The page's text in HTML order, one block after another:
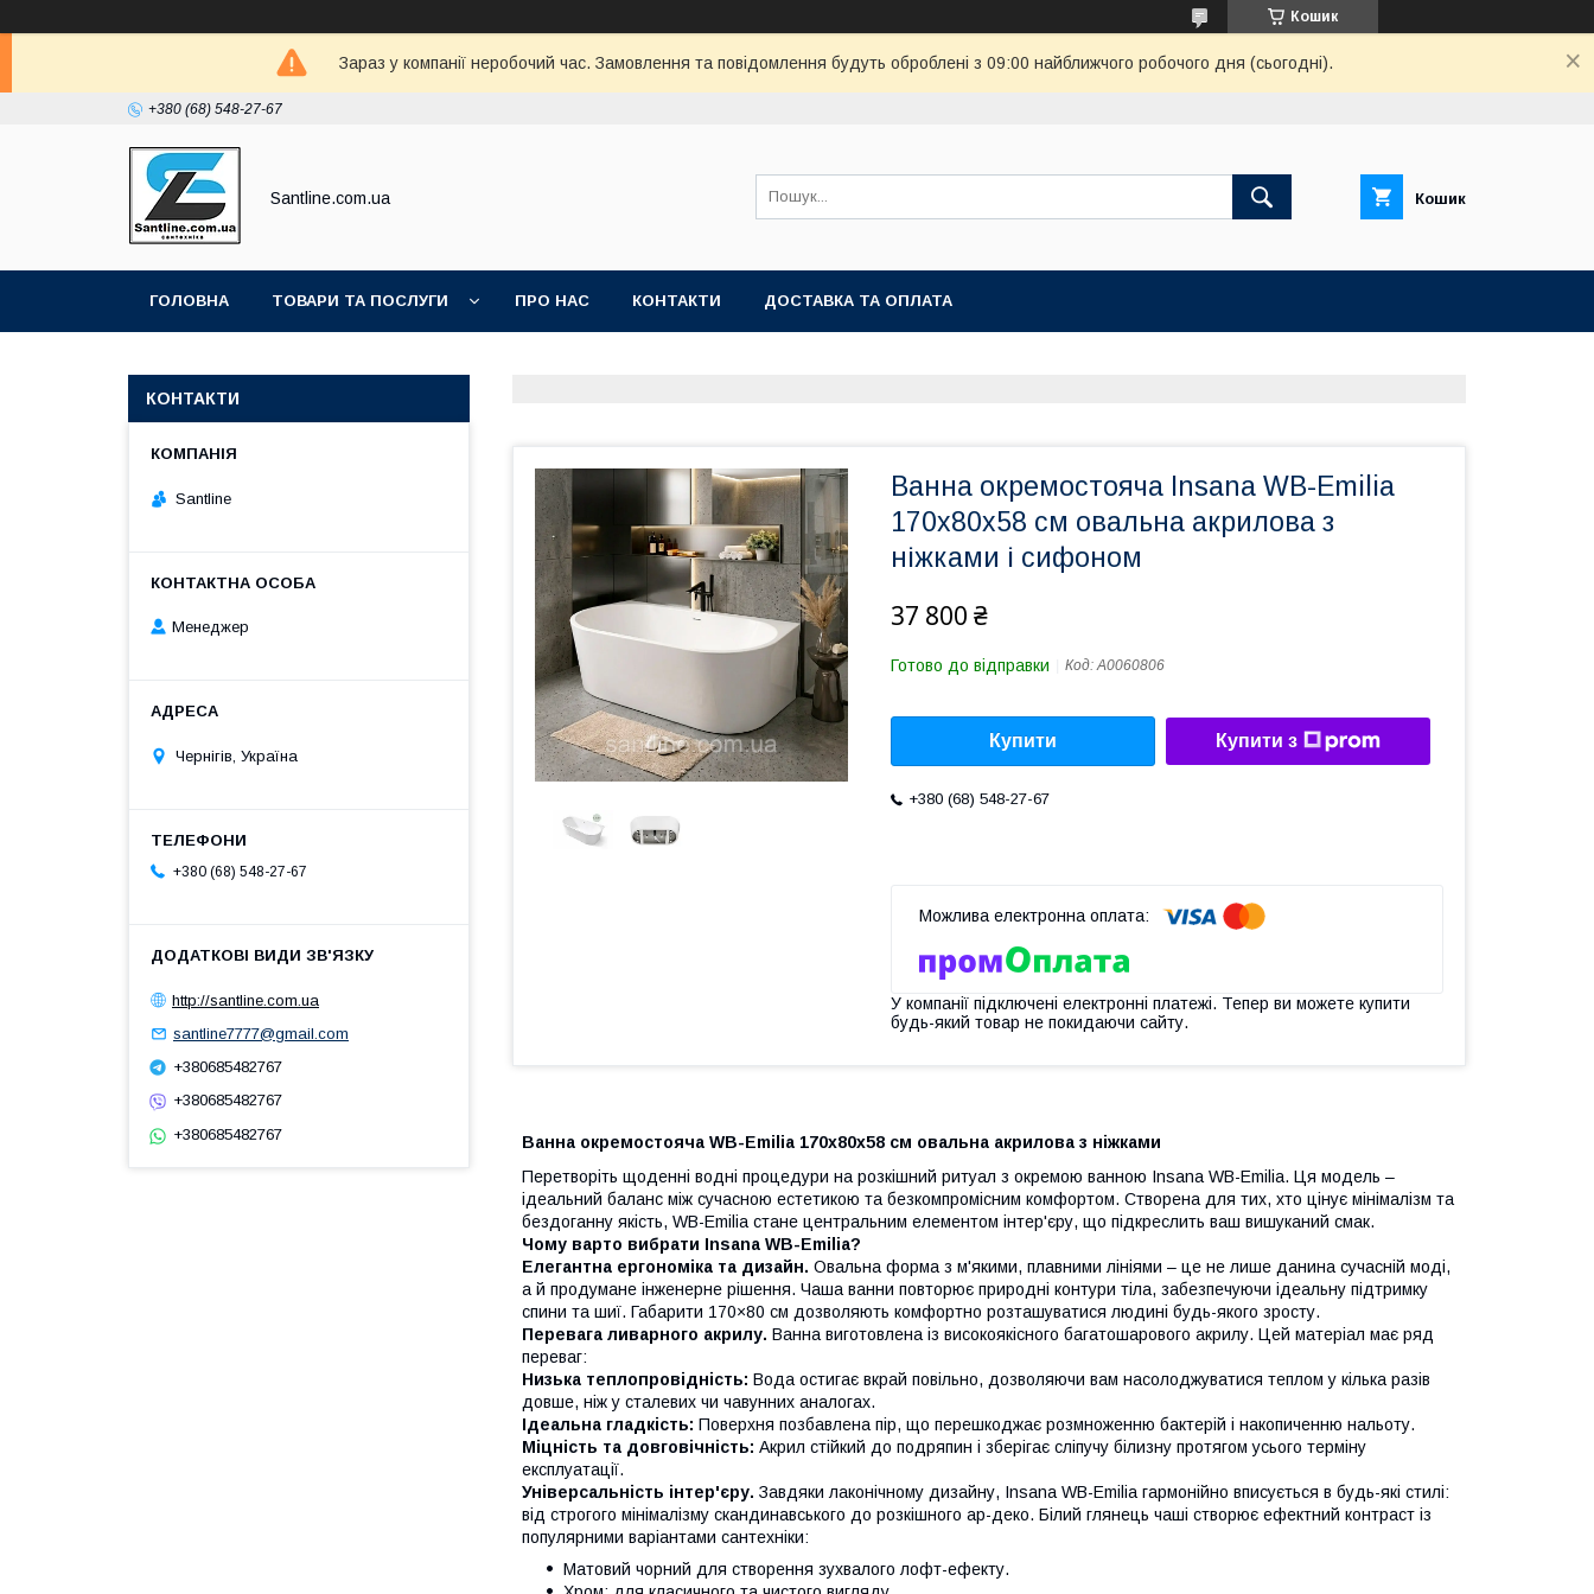
Кошик
Зараз у компанії неробочий час. Замовлення та повідомлення будуть оброблені з 09:00 найближчого робочого дня (сьогодні).
+380 (68) 548-27-67
Santline.com.ua Кошик
ГОЛОВНА ТОВАРИ ТА ПОСЛУГИ ПРО НАС КОНТАКТИ ДОСТАВКА ТА ОПЛАТА
Ванна окремостояча Insana WB-Emilia
170х80х58 см овальна акрилова з
ніжками і сифоном
37 800 ₴
Готово до відправки Код:А0060806
Купити Купити з
+380 (68) 548-27-67
У компанії підключені електронні платежі. Тепер ви можете купити
будь-який товар не покидаючи сайту.
Ванна окремостояча WB-Emilia 170х80х58 см овальна акрилова з ніжками
Перетворіть щоденні водні процедури на розкішний ритуал з окремою ванною Insana WB-Emilia. Ця модель –
ідеальний баланс між сучасною естетикою та безкомпромісним комфортом. Створена для тих, хто цінує мінімалізм та
бездоганну якість, WB-Emilia стане центральним елементом інтер'єру, що підкреслить ваш вишуканий смак.
Чому варто вибрати Insana WB-Emilia?
Елегантна ергономіка та дизайн. Овальна форма з м'якими, плавними лініями – це не лише данина сучасній моді,
а й продумане інженерне рішення. Чаша ванни повторює природні контури тіла, забезпечуючи ідеальну підтримку
спини та шиї. Габарити 170×80 см дозволяють комфортно розташуватися людині будь-якого зросту.
Перевага ливарного акрилу. Ванна виготовлена ​​із високоякісного багатошарового акрилу. Цей матеріал має ряд
переваг:
Низька теплопровідність: Вода остигає вкрай повільно, дозволяючи вам насолоджуватися теплом у кілька разів
довше, ніж у сталевих чи чавунних аналогах.
Ідеальна гладкість: Поверхня позбавлена ​​пір, що перешкоджає розмноженню бактерій і накопиченню нальоту.
Міцність та довговічність: Акрил стійкий до подряпин і зберігає сліпучу білизну протягом усього терміну
експлуатації.
Універсальність інтер'єру. Завдяки лаконічному дизайну, Insana WB-Emilia гармонійно вписується в будь-які стилі:
від строгого мінімалізму скандинавського до розкішного ар-деко. Білий глянець чаші створює ефектний контраст із
популярними варіантами сантехніки:
Матовий чорний для створення зухвалого лофт-ефекту.
КОНТАКТИ
Santline
Менеджер
Чернігів, Україна
+380 (68) 548-27-67
http://santline.com.ua
santline7777@gmail.com
+380685482767
+380685482767
+380685482767